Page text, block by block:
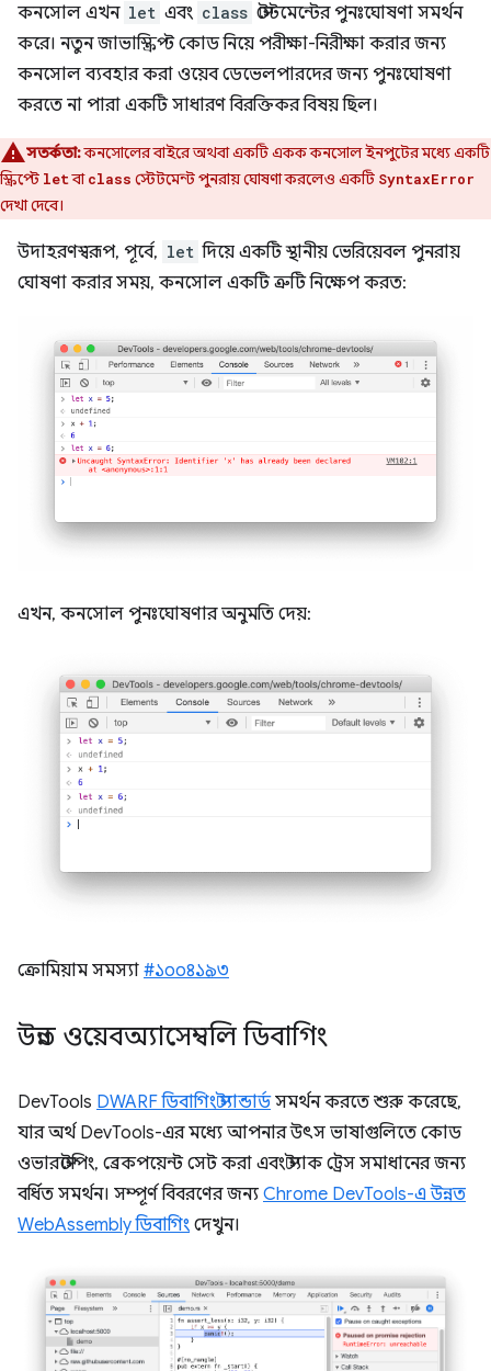
কনসোল এখন let এবং class স্টেটমেন্টের পুনঃঘোষণা সমর্থন
করে। নতুন জাভাস্ক্রিপ্ট কোড নিয়ে পরীক্ষা-নিরীক্ষা করার জন্য
কনসোল ব্যবহার করা ওয়েব ডেভেলপারদের জন্য পুনঃঘোষণা
করতে না পারা একটি সাধারণ বিরক্তিকর বিষয় ছিল।
সতর্কতা:কনসোলের বাইরে অথবা একটি একক কনসোল ইনপুটের মধ্যে একটি
স্ক্রিপ্টে letবাclass স্টেটমেন্ট পুনরায় ঘোষণা করলেও একটি SyntaxError
দেখা দেবে।
উদাহরণস্বরূপ, পূর্বে, let দিয়ে একটি স্থানীয় ভেরিয়েবল পুনরায়
ঘোষণা করার সময়, কনসোল একটি ত্রুটি নিক্ষেপ করত:
এখন, কনসোল পুনঃঘোষণার অনুমতি দেয়:
ক্রোমিয়াম সমস্যা #১০০৪১৯৩
উন্নত ওয়েবঅ্যাসেম্বলি ডিবাগিং
DevTools DWARF ডিবাগিং স্ট্যান্ডার্ডসমর্থন করতে শুরু করেছে,
যার অর্থ DevTools-এর মধ্যে আপনার উৎস ভাষাগুলিতে কোড
ওভারস্টেপিং, ব্রেকপয়েন্ট সেট করা এবং স্ট্যাক ট্রেস সমাধানের জন্য
বর্ধিত সমর্থন। সম্পূর্ণ বিবরণের জন্য Chrome DevTools-এ উন্নত
WebAssembly ডিবাগিং দেখুন।